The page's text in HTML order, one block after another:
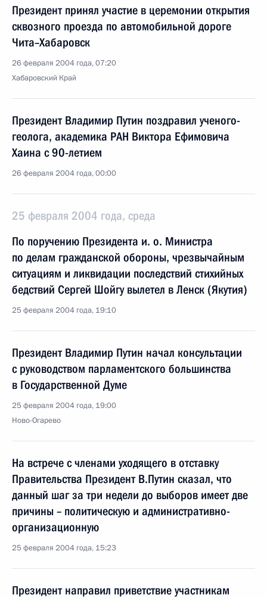
Президент принял участие в церемонии открытия
сквозного проезда по автомобильной дороге
Чита–Хабаровск
26 февраля 2004 года, 07:20
Хабаровский Край
Президент Владимир Путин поздравил ученого-
геолога, академика РАН Виктора Ефимовича
Хаина с 90-летием
26 февраля 2004 года, 00:00
25 февраля 2004 года, среда
По поручению Президента и. о. Министра
по делам гражданской обороны, чрезвычайным
ситуациям и ликвидации последствий стихийных
бедствий Сергей Шойгу вылетел в Ленск (Якутия)
25 февраля 2004 года, 19:10
Президент Владимир Путин начал консультации
с руководством парламентского большинства
в Государственной Думе
25 февраля 2004 года, 19:00
Ново-Огарево
На встрече с членами уходящего в отставку
Правительства Президент В.Путин сказал, что
данный шаг за три недели до выборов имеет две
причины – политическую и административно-
организационную
25 февраля 2004 года, 15:23
Президент направил приветствие участникам